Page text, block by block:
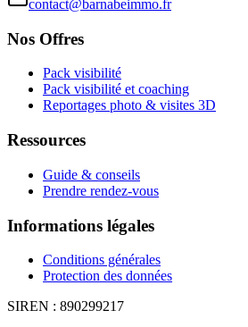
contact@barnabeimmo.fr
Nos Offres
Pack visibilité
Pack visibilité et coaching
Reportages photo & visites 3D
Ressources
Guide & conseils
Prendre rendez-vous
Informations légales
Conditions générales
Protection des données
SIREN : 890299217